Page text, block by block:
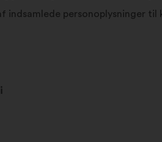
personoplysninger